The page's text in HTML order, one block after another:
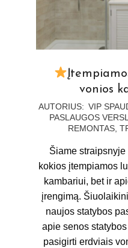
vonios
2021-
AUTORIUS: VIP
PASLAUGOS
REMONTAS
Šiame
kokios įtempiamos
kambariui, bet ir
įrengimą.
naujos statybos
apie senos
pasigirti erdviais